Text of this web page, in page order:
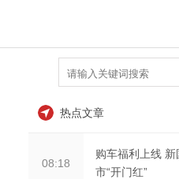
热点文章
08:18
购车福利上线
市“开门红”